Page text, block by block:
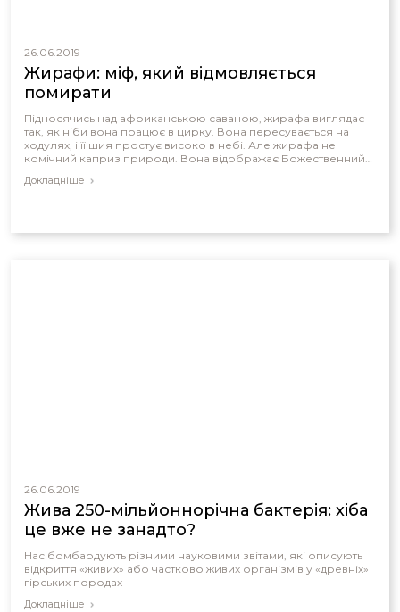
26.06.2019
Жирафи: міф, який відмовляється
помирати
Підносячись над африканською саваною, жирафа виглядає
так, як ніби вона працює в цирку. Вона пересувається на
ходулях, і її шия простує високо в небі. Але жирафа не
комічний каприз природи. Вона відображає Божественний
Докладніше
26.06.2019
Жива 250-мільйоннорічна бактерія: хіба
це вже не занадто?
Нас бомбардують різними науковими звітами, які описують
відкриття «живих» або частково живих організмів у «древніх»
гірських породах
Докладніше